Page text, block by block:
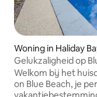
Woning in Haliday
Gelukzaligheid op
Welkom bij het
on Blue Beach, je